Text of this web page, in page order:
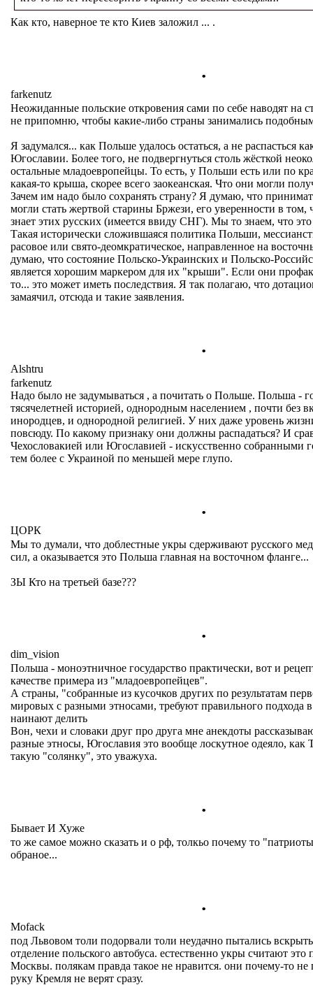
Как кто, наверное те кто Киев заложил ... .
.
farkenutz
Неожиданные польские откровения сами по себе наводят на
не припомню, чтобы какие-либо страны занимались
Я задумался... как Польше удалось остаться, а не распасться
Югославии. Более того, не подвергнуться столь жёсткой
остальные младоевропейцы. То есть, у Польши есть или по
какая-то крыша, скорее всего заокеанская. Что они могли
Зачем им надо было сохранять страну? Я думаю, что
могли стать жертвой старины Бржези, его уверенности в
знает этих русских (имеется ввиду СНГ). Мы то знаем, что
Такая исторически сложившаяся политика Польши,
расовое или свято-деомкратическое, направленное на
думаю, что состояние Польско-Украинских и Польско-
является хорошим маркером для их "крыши". Если они
то... это может иметь последствия. Я так полагаю, что
замаячил, отсюда и такие заявления.
.
Alshtru
farkenutz
Надо было не задумываться , а почитать о Польше. Польша -
тясячелетней историей, однородным населением , почти без
инородцев, и однородной религией. У них даже уровень
повсюду. По какому признаку они должны распадаться? И
Чехословакией или Югославией - искусственно собранными
тем более с Украиной по меньшей мере глупо.
.
ЦОРК
Мы то думали, что доблестные укры сдерживают русского
сил, а оказывается это Польша главная на восточном фланге...
ЗЫ Кто на третьей базе???
.
dim_vision
Польша - моноэтничное государство практически, вот и
качестве примера из "младоевропейцев".
А страны, "собранные из кусочков других по результатам
мировых с разными этносами, требуют правильного подхода
наинают делить
Вон, чехи и словаки друг про друга мне анекдоты
разные этносы, Югославия это вообще лоскутное одеяло, как
такую "солянку", это уважуха.
.
Бывает И Хуже
то же самое можно сказать и о рф, толкьо почему то
обраное...
.
Mofack
под Львовом толи подорвали толи неудачно пытались
отделение польского автобуса. естественно укры считают это
Москвы. полякам правда такое не нравится. они почему-то
руку Кремля не верят сразу.